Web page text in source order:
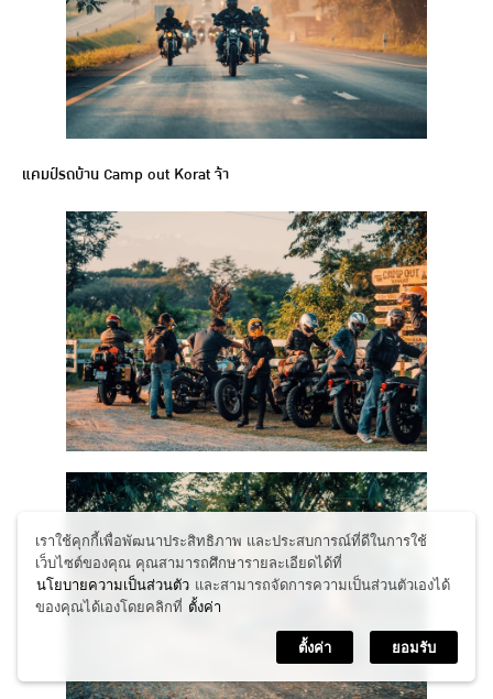
แคมป์รถบ้าน Camp out Korat จ้า
เราใช้คุกกี้เพื่อพัฒนาประสิทธิภาพ และประสบการณ์ที่ดีในการใช้
เว็บไซต์ของคุณ คุณสามารถศึกษารายละเอียดได้ที่
นโยบายความเป็นส่วนตัว และสามารถจัดการความเป็นส่วนตัวเองได้
ของคุณได้เองโดยคลิกที่ ตั้งค่า
ตั้งค่า ยอมรับ